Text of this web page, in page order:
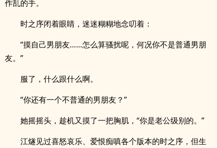
作乱的手。
时之序闭着眼睛，迷迷糊糊地念叨着：
“摸自己男朋友……怎么算骚扰呢，何况你不是普通男朋
友。”
服了，什么跟什么啊。
“你还有一个不普通的男朋友？”
她摇摇头，趁机又摸了一把胸肌，“你是老公级别的。”
江燧见过喜怒哀乐、爱恨痴嗔各个版本的时之序，但生